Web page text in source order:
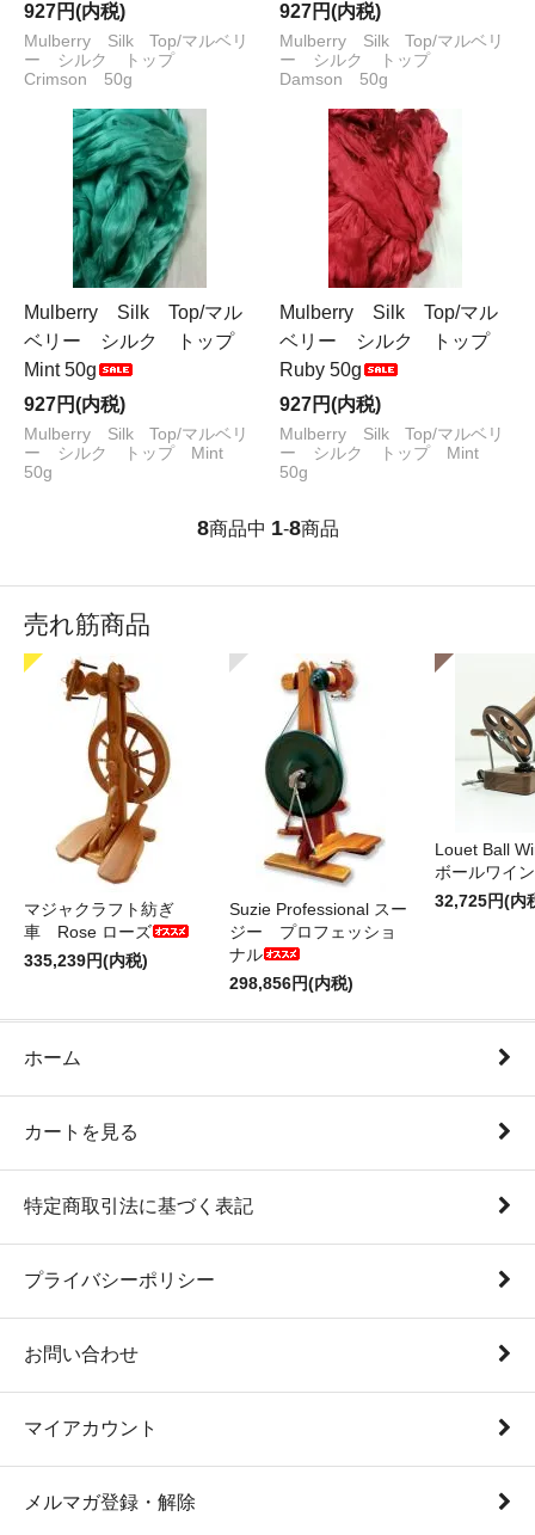
927円(内税)
Mulberry Silk Top/マルベリ
ー シルク トップ
Crimson 50g
927円(内税)
Mulberry Silk Top/マルベリ
ー シルク トップ
Damson 50g
Mulberry Silk Top/マル
ベリー シルク トップ
Mint 50g
927円(内税)
Mulberry Silk Top/マルベリ
ー シルク トップ Mint
50g
Mulberry Silk Top/マル
ベリー シルク トップ
Ruby 50g
927円(内税)
Mulberry Silk Top/マルベリ
ー シルク トップ Mint
50g
8商品中 1-8商品
売れ筋商品
マジャクラフト紡ぎ
車 Rose ローズ
335,239円(内税)
Suzie Professional スー
ジー プロフェッショ
ナル
298,856円(内税)
Louet Ball
ボールワイ
32,725円(内
ホーム
カートを見る
特定商取引法に基づく表記
プライバシーポリシー
お問い合わせ
マイアカウント
メルマガ登録・解除